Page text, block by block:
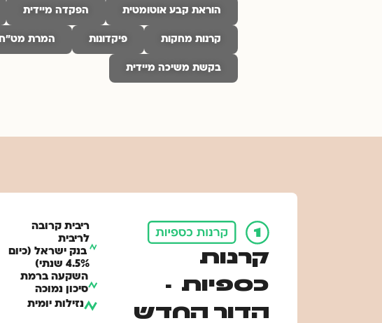
הוראת קבע אוטומטית הפקדה מיידית
קרנות מחקות פיקדונות המרת מט״ח
בקשת משיכה מיידית
קרנות
כספיות -
הדור החדש
ריבית קרובה
לריבית
​ בנק ישראל (כיום
4.5% שנתי)
השקעה ברמת
סיכון נמוכה
נזילות יומית